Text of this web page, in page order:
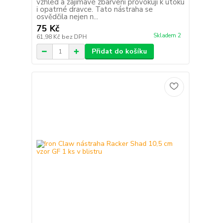
vzhled a zajímavé zbarvení provokují k útoku
i opatrné dravce. Tato nástraha se
osvědčila nejen n...
75 Kč
61,98 Kč bez DPH Skladem 2
Přidat do košíku